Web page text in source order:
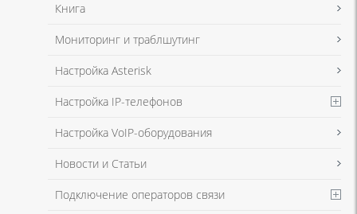
Книга
Мониторинг и траблшутинг
Настройка Asterisk
Настройка IP-телефонов
Настройка VoIP-оборудования
Новости и Статьи
Подключение операторов связи